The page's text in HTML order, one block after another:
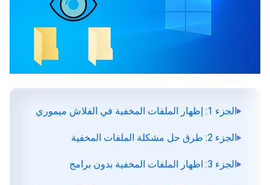
الجزء 1: إظهار الملفات المخفية في الفلاش ميموري
الجزء 2: طرق حل مشكلة الملفات المخفية
الجزء 3: اظهار الملفات المخفية بدون برامج